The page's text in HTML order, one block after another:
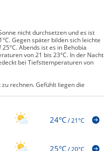
nicht durchsetzen und es ist
Gegen später bilden sich leichte
Abends ist es in Behobia
von 21 bis 23°C. In der Nacht
bei Tiefsttemperaturen von
rechnen. Gefühlt liegen die
24°C/21°C
25°C